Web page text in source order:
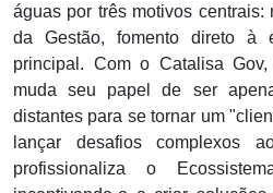
águas por três motivos centrais:
da Gestão, fomento direto à
principal. Com o Catalisa
muda seu papel de ser
distantes para se tornar um
lançar desafios complexos
profissionaliza o